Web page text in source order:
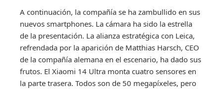
A continuación, la compañía se ha zambullido en sus
nuevos smartphones. La cámara ha sido la estrella
de la presentación. La alianza estratégica con Leica,
refrendada por la aparición de Matthias Harsch, CEO
de la compañía alemana en el escenario, ha dado sus
frutos. El Xiaomi 14 Ultra monta cuatro sensores en
la parte trasera. Todos son de 50 megapíxeles, pero